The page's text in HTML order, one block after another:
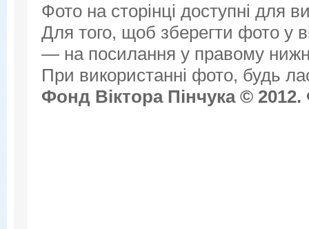
Фото на сторінці доступні для
Для того, щоб зберегти фото у
— на посилання у правому
При використанні фото, будь
Фонд Віктора Пінчука ©